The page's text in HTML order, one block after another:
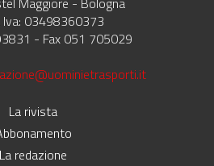
03498360373
- Fax 051 705029
La rivista
La redazione